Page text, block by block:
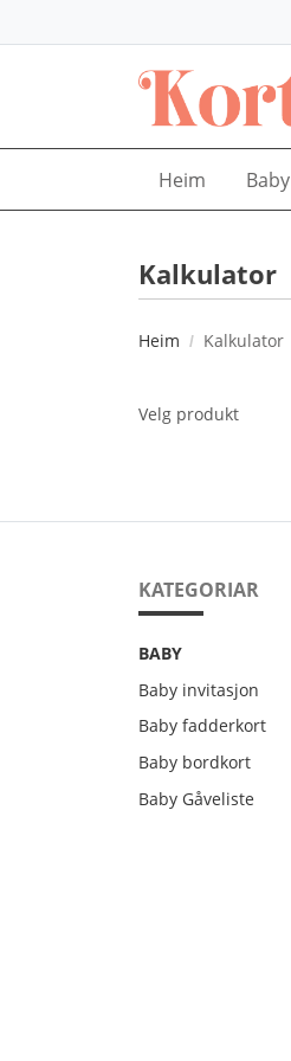
Heim Baby
Kalkulator
Heim Kalkulator
Velg produkt
KATEGORIAR
BABY
Baby invitasjon
Baby fadderkort
Baby bordkort
Baby Gåveliste